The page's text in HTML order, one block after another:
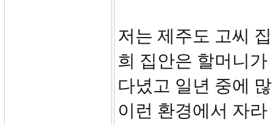
저는 제주도 고씨
희 집안은 할머니
다녔고 일년 중에
이런 환경에서 자